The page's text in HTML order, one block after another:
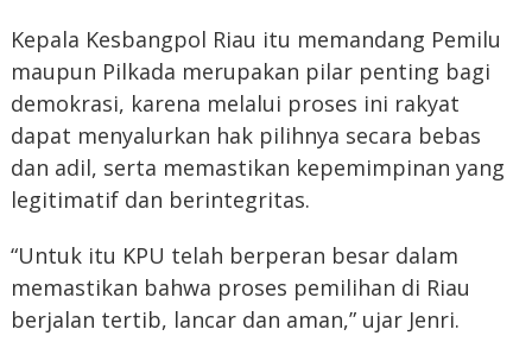
Kepala Kesbangpol Riau itu memandang Pemilu
maupun Pilkada merupakan pilar penting bagi
demokrasi, karena melalui proses ini rakyat
dapat menyalurkan hak pilihnya secara bebas
dan adil, serta memastikan kepemimpinan yang
legitimatif dan berintegritas.
“Untuk itu KPU telah berperan besar dalam
memastikan bahwa proses pemilihan di Riau
berjalan tertib, lancar dan aman,” ujar Jenri.